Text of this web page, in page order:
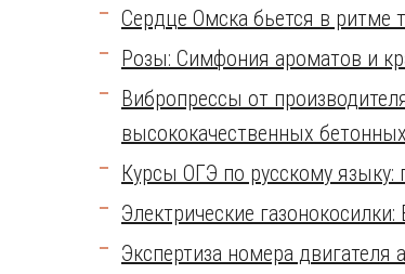
Сердце Омска бьется в ритме
Розы: Симфония ароматов и
Вибропрессы от
высококачественных
Курсы ОГЭ по русскому языку:
Электрические
Экспертиза номера